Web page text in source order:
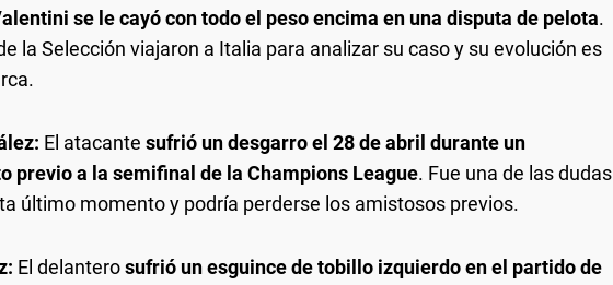
se le cayó con todo el peso encima en una disputa de pelota.
la Selección viajaron a Italia para analizar su caso y su evolución es
El atacante sufrió un desgarro el 28 de abril durante un
previo a la semifinal de la Champions League. Fue una de las dudas
último momento y podría perderse los amistosos previos.
El delanterosufrió un esguince de tobillo izquierdo en el partido de